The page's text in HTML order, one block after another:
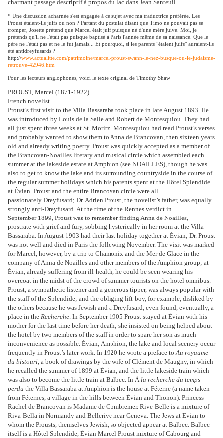
charmant passage descriptif à propos du lac dans Jean Santeuil.
* Une discussion acharnée s'est engagée à ce sujet avec ma traductrice préférée. Les
Proust étaient-ils juifs ou non ? Partant du postulat disant que Timo ne pouvait pas se
tromper, Josette prétend que Marcel était juif puisque né d'une mère juive. Moi, je
prétends qu'il ne l'était pas puisque baptisé à Paris l'année même de sa naissance. Que le
père ne l'était pas et ne le fut jamais... Et pourquoi, si les parents "étaient juifs" auraient-ils
été antidreyfusards ?
http://www.actualitte.com/patrimoine/marcel-proust-swann-le-nez-busque-ou-le-judaisme-
retrouve-42946.htm
Pour les lecteurs anglophones, voici le texte original de Timothy Shaw
PROUST, Marcel (1871-1922)
French novelist.
Proust’s first visit to the Villa Bassaraba took place in late August 1893. He
was introduced by Louis de la Salle and Robert de Montesquiou. They had
all just spent three weeks at St. Moritz; Montesquiou had read Proust’s verses
and probably wanted to show them to Anna de Brancovan, then sixteen years
old and already writing poetry. Proust was quickly accepted as a member of
the Brancovan-Noailles literary and musical circle which assembled each
summer at the lakeside estate at Amphion (see NOAILLES), though he was
also to get to know the lake and its surrounding countryside in the course of
the regularsummer holidays which his parents spent at the Hôtel Splendide
at Évian. Proust and the entire Brancovan circle were all
passionately Dreyfusard; Dr. Adrien Proust, the novelist’s father, was equally
strongly anti-Dreyfusard. At the time of the Rennes verdict in
September 1899, Proust was to remember finding Anna de Noailles,
prostrate with grief and fury, sobbing hysterically in her room at the Villa
Bassaraba. In August 1903 had their last holiday together at Évian; Dr. Proust
was not well and died in Paris the following November. The visit was marked
for Marcel, however, by a trip to Chamonix and the Mer de Glace in the
company of Anna de Noailles and other members of the Amphion group; at
Évian, already suffering from ill-health, he could be seen wearing his
overcoat in the midst of the crowd of summer tourists on the hotel omnibus.
Proust, a sympathetic listenerand a generous tipper, was always popular with
the staff ofthe Splendide; and the obliging lift-boy, for example, disliked by
the others because he was Jewish and a Dreyfusard, even found, eventually, a
place in the Recherche. In September 1905 Proust stayed at Évian with his
mother for the last time before her death; she insisted on being helped about
the hotel by two members of the staff in order to spare her son as much
inconvenience as possible. Évian, Amphion, the lake and local scenery occur
frequently in Proust’s laterwork. In 1920 he wrote a preface toAu royaume
du bistouri, a book of drawings by the wife of Clément de Maugny, in which
he recalled the summer of 1899 at Évian, and the little lakeside train which
was also to become the little train at Balbec. In À la recherche du temps
perdu the Villa Bassaraba at Amphion is the house at Féterne (a name taken
from Féternes, a village in the hills between Évian and Thonon). Princess
Rachel de Brancovan is Madame de Combremer. Rive-Belle is a mixture of
Riva-Bella in Normandy and Bellerive near Geneva. The Jews at Evian to
whom the Prousts, themselves Jewish, so objected appear at Balbec. Balbec
itself is a Hôtel Splendide, Évian Marcel Proust mixture of Cabourg and